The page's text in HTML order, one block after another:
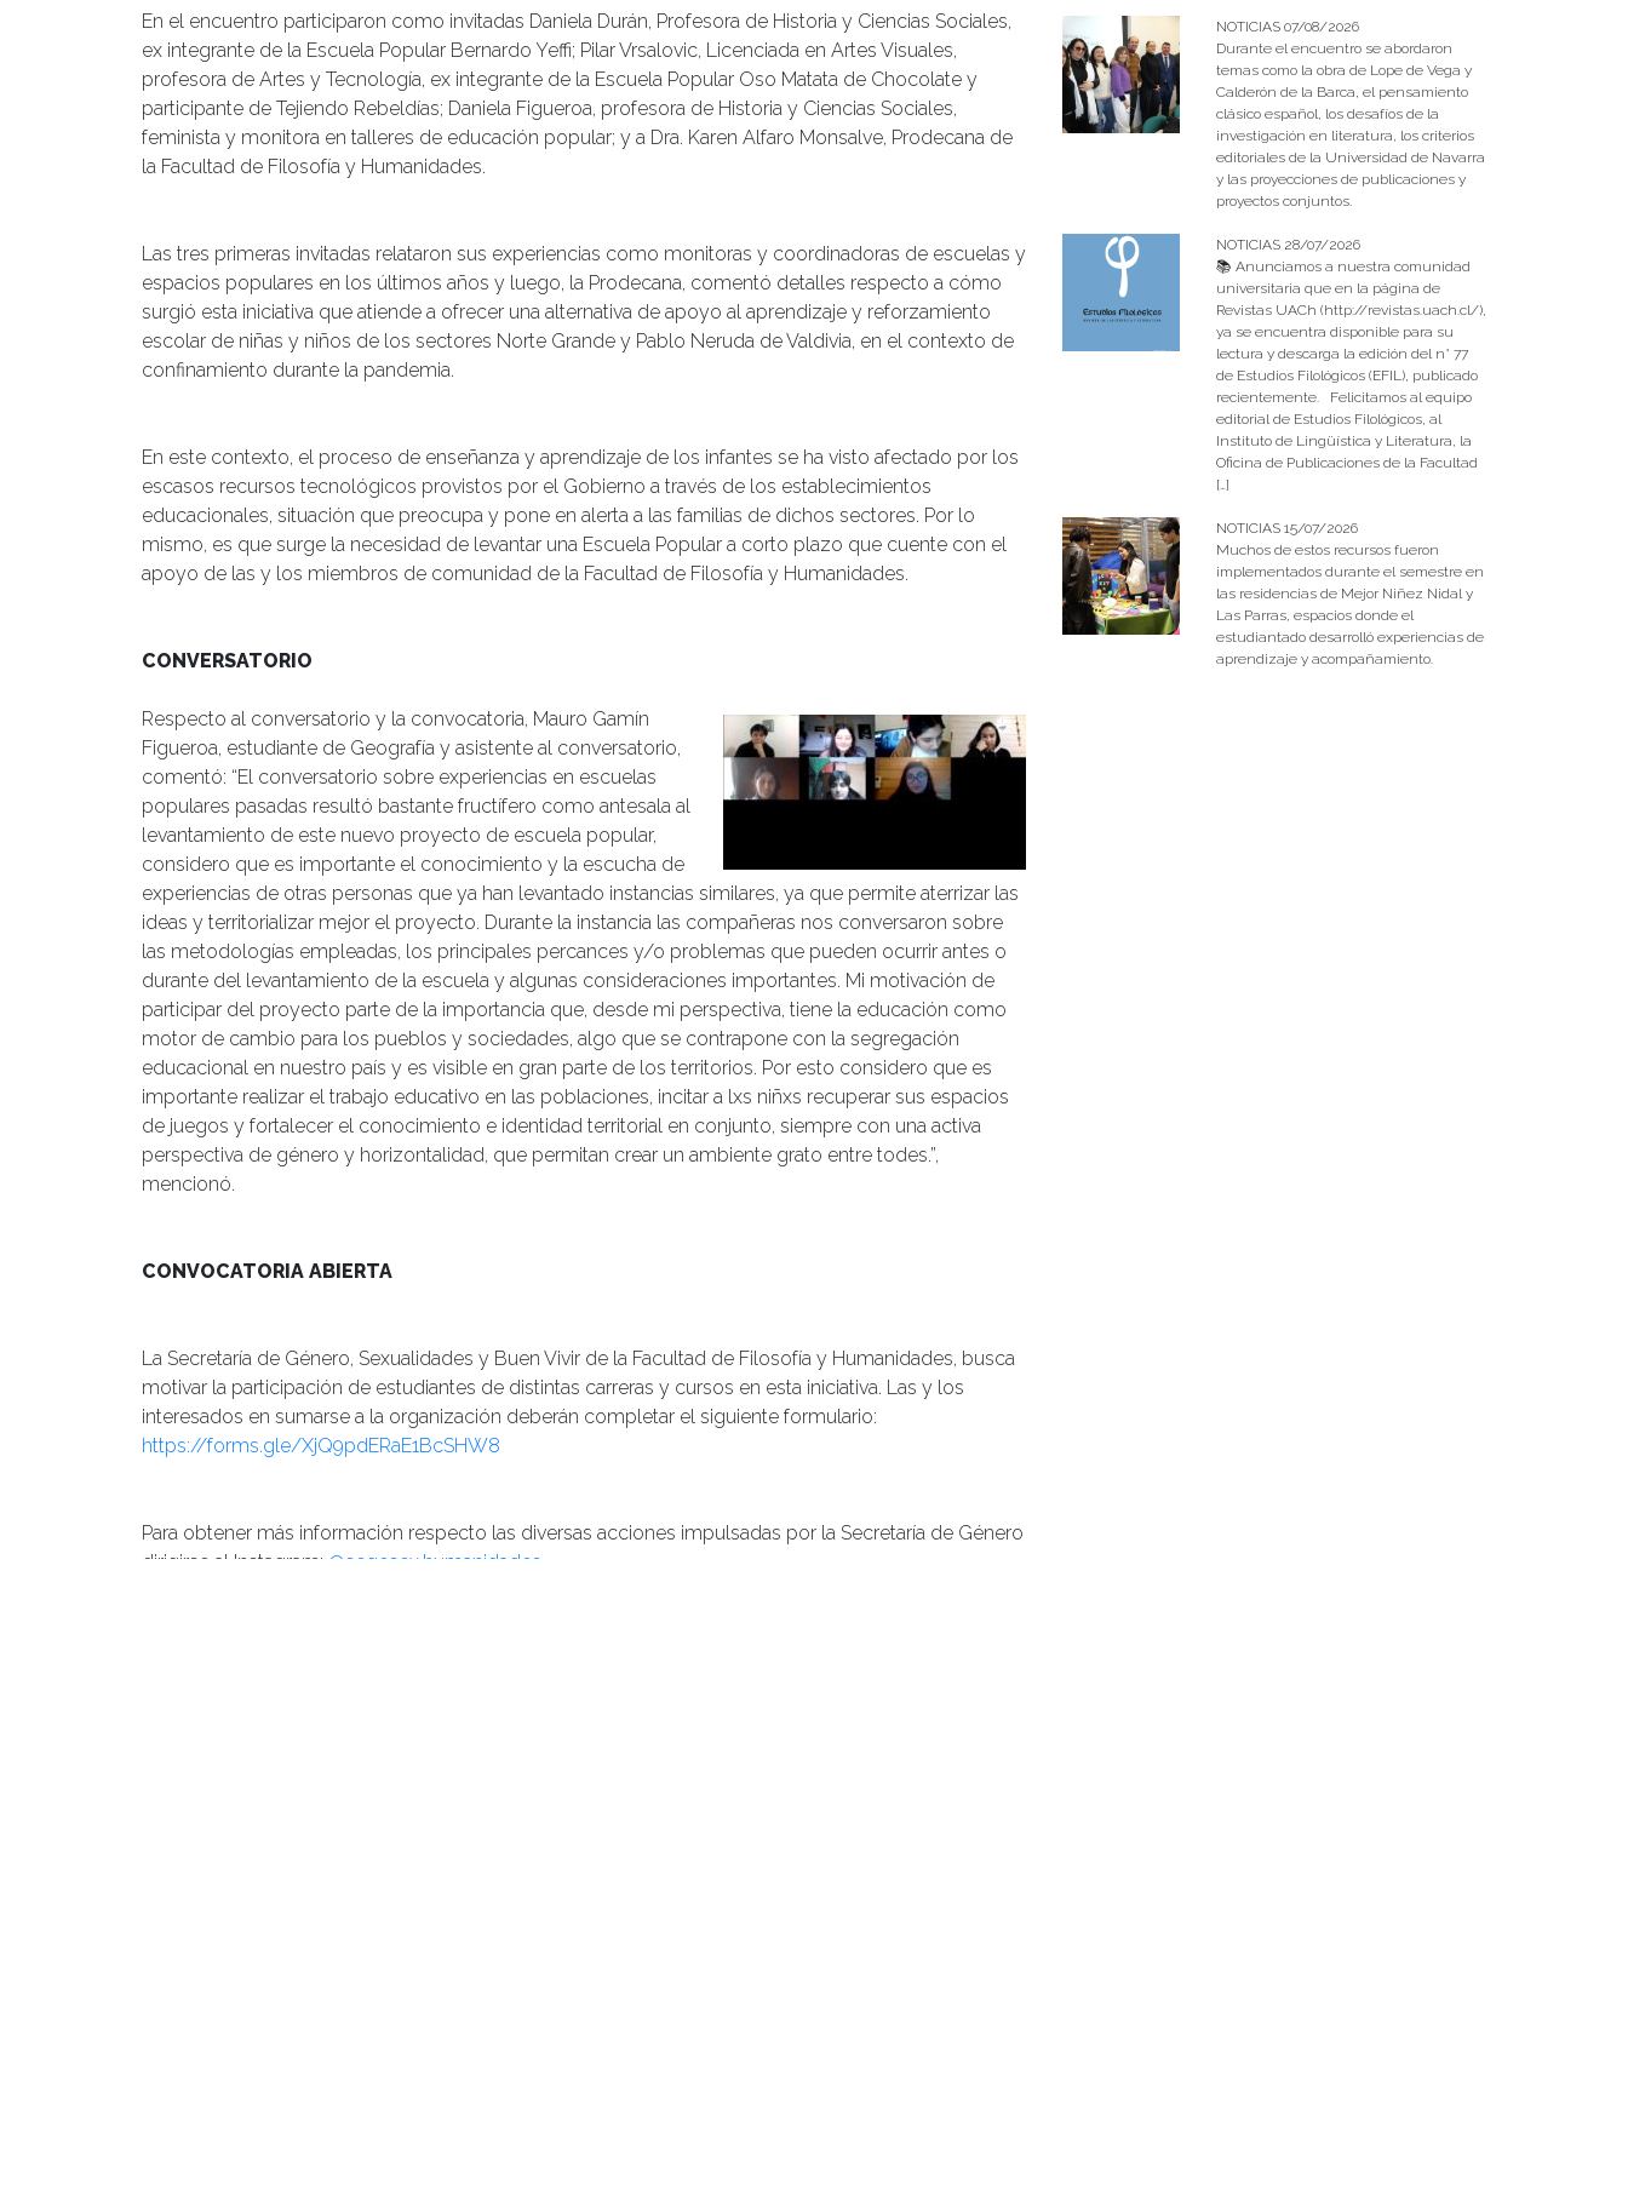
En el encuentro participaron como invitadas Daniela Durán, Profesora de Historia y Ciencias Sociales,
ex integrante de la Escuela Popular Bernardo Yeffi; Pilar Vrsalovic, Licenciada en Artes Visuales,
profesora de Artes y Tecnología, ex integrante de la Escuela Popular Oso Matata de Chocolate y
participante de Tejiendo Rebeldías; Daniela Figueroa, profesora de Historia y Ciencias Sociales,
feminista y monitora en talleres de educación popular; y a Dra. Karen Alfaro Monsalve, Prodecana de
la Facultad de Filosofía y Humanidades.
Las tres primeras invitadas relataron sus experiencias como monitoras y coordinadoras de escuelas y
espacios populares en los últimos años y luego, la Prodecana, comentó detalles respecto a cómo
surgió esta iniciativa que atiende a ofrecer una alternativa de apoyo al aprendizaje y reforzamiento
escolar de niñas y niños de los sectores Norte Grande y Pablo Neruda de Valdivia, en el contexto de
confinamiento durante la pandemia.
En este contexto, el proceso de enseñanza y aprendizaje de los infantes se ha visto afectado por los
escasos recursos tecnológicos provistos por el Gobierno a través de los establecimientos
educacionales, situación que preocupa y pone en alerta a las familias de dichos sectores. Por lo
mismo, es que surge la necesidad de levantar una Escuela Popular a corto plazo que cuente con el
apoyo de las y los miembros de comunidad de la Facultad de Filosofía y Humanidades.
CONVERSATORIO
Respecto al conversatorio y la convocatoria, Mauro Gamín
Figueroa, estudiante de Geografía y asistente al conversatorio,
comentó: “El conversatorio sobre experiencias en escuelas
populares pasadas resultó bastante fructífero como antesala al
levantamiento de este nuevo proyecto de escuela popular,
considero que es importante el conocimiento y la escucha de
experiencias de otras personas que ya han levantado instancias similares, ya que permite aterrizar las
ideas y territorializar mejor el proyecto. Durante la instancia las compañeras nos conversaron sobre
las metodologías empleadas, los principales percances y/o problemas que pueden ocurrir antes o
durante del levantamiento de la escuela y algunas consideraciones importantes. Mi motivación de
participar del proyecto parte de la importancia que, desde mi perspectiva, tiene la educación como
motor de cambio para los pueblos y sociedades, algo que se contrapone con la segregación
educacional en nuestro país y es visible en gran parte de los territorios. Por esto considero que es
importante realizar el trabajo educativo en las poblaciones, incitar a lxs niñxs recuperar sus espacios
de juegos y fortalecer el conocimiento e identidad territorial en conjunto, siempre con una activa
perspectiva de género y horizontalidad, que permitan crear un ambiente grato entre todes.”,
mencionó.
CONVOCATORIA ABIERTA
La Secretaría de Género, Sexualidades y Buen Vivir de la Facultad de Filosofía y Humanidades, busca
motivar la participación de estudiantes de distintas carreras y cursos en esta iniciativa. Las y los
interesados en sumarse a la organización deberán completar el siguiente formulario:
https://forms.gle/XjQ9pdERaE1BcSHW8
Para obtener más información respecto las diversas acciones impulsadas por la Secretaría de Género
dirigirse al Instagram: @segesex.humanidades
NOTICIAS 07/08/2026
Durante el encuentro se abordaron
temas como la obra de Lope de Vega y
Calderón de la Barca, el pensamiento
clásico español, los desafíos de la
investigación en literatura, los criterios
editoriales de la Universidad de Navarra
y las proyecciones de publicaciones y
proyectos conjuntos.
NOTICIAS 28/07/2026
📚 Anunciamos a nuestra comunidad
universitaria que en la página de
Revistas UACh (http://revistas.uach.cl/),
ya se encuentra disponible para su
lectura y descarga la edición del n° 77
de Estudios Filológicos (EFIL), publicado
recientemente. Felicitamos al equipo
editorial de Estudios Filológicos, al
Instituto de Lingüística y Literatura, la
Oficina de Publicaciones de la Facultad
[…]
NOTICIAS 15/07/2026
Muchos de estos recursos fueron
implementados durante el semestre en
las residencias de Mejor Niñez Nidal y
Las Parras, espacios donde el
estudiantado desarrolló experiencias de
aprendizaje y acompañamiento.